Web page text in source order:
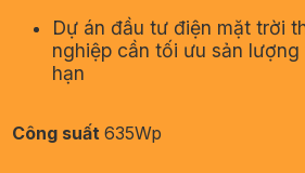
Dự án đầu tư điện mặt trời
nghiệp cần tối ưu sản
hạn
Công suất 635Wp